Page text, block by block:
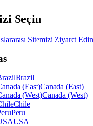
Seçin
Sitemizi Ziyaret Edin
Brazil
Canada (East)
Canada (West)
Chile
Peru
USA